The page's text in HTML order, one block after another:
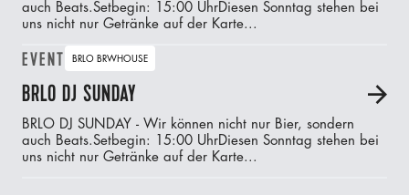
auch Beats.‍Setbegin: 15:00 UhrDiesen Sonntag stehen bei
uns nicht nur Getränke auf der Karte...
EVENT BRLO BRWHOUSE
BRLO DJ SUNDAY A
BRLO DJ SUNDAY - Wir können nicht nur Bier, sondern
auch Beats.‍Setbegin: 15:00 UhrDiesen Sonntag stehen bei
uns nicht nur Getränke auf der Karte...